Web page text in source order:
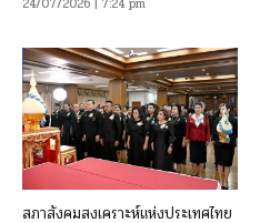
สภาสังคมสงเคราะห์แห่งประเทศไทย